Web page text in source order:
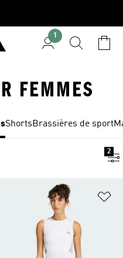
1
FEMMES
ShortsBrassières de sport
2
à la Liste de produits